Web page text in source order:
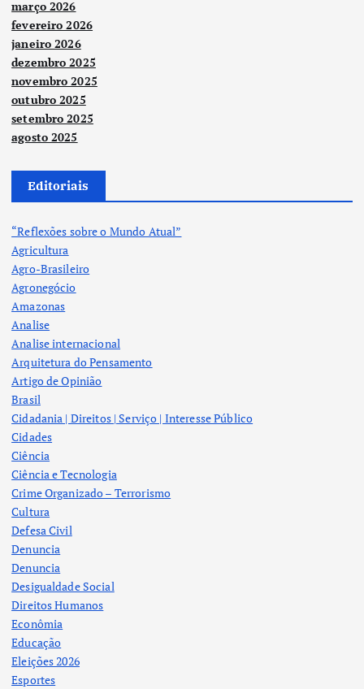
março 2026
fevereiro 2026
janeiro 2026
dezembro 2025
novembro 2025
outubro 2025
setembro 2025
agosto 2025
Editoriais
“Reflexões sobre o Mundo Atual”
Agricultura
Agro-Brasileiro
Agronegócio
Amazonas
Analise
Analise internacional
Arquitetura do Pensamento
Artigo de Opinião
Brasil
Cidadania | Direitos | Serviço | Interesse Público
Cidades
Ciência
Ciência e Tecnologia
Crime Organizado – Terrorismo
Cultura
Defesa Civil
Denuncia
Denuncia
Desigualdade Social
Direitos Humanos
Econômia
Educação
Eleições 2026
Esportes